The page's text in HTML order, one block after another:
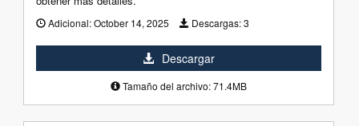
Adicional:October 14, 2025 Descargas:3
Descargar
Tamaño del archivo: 71.4MB